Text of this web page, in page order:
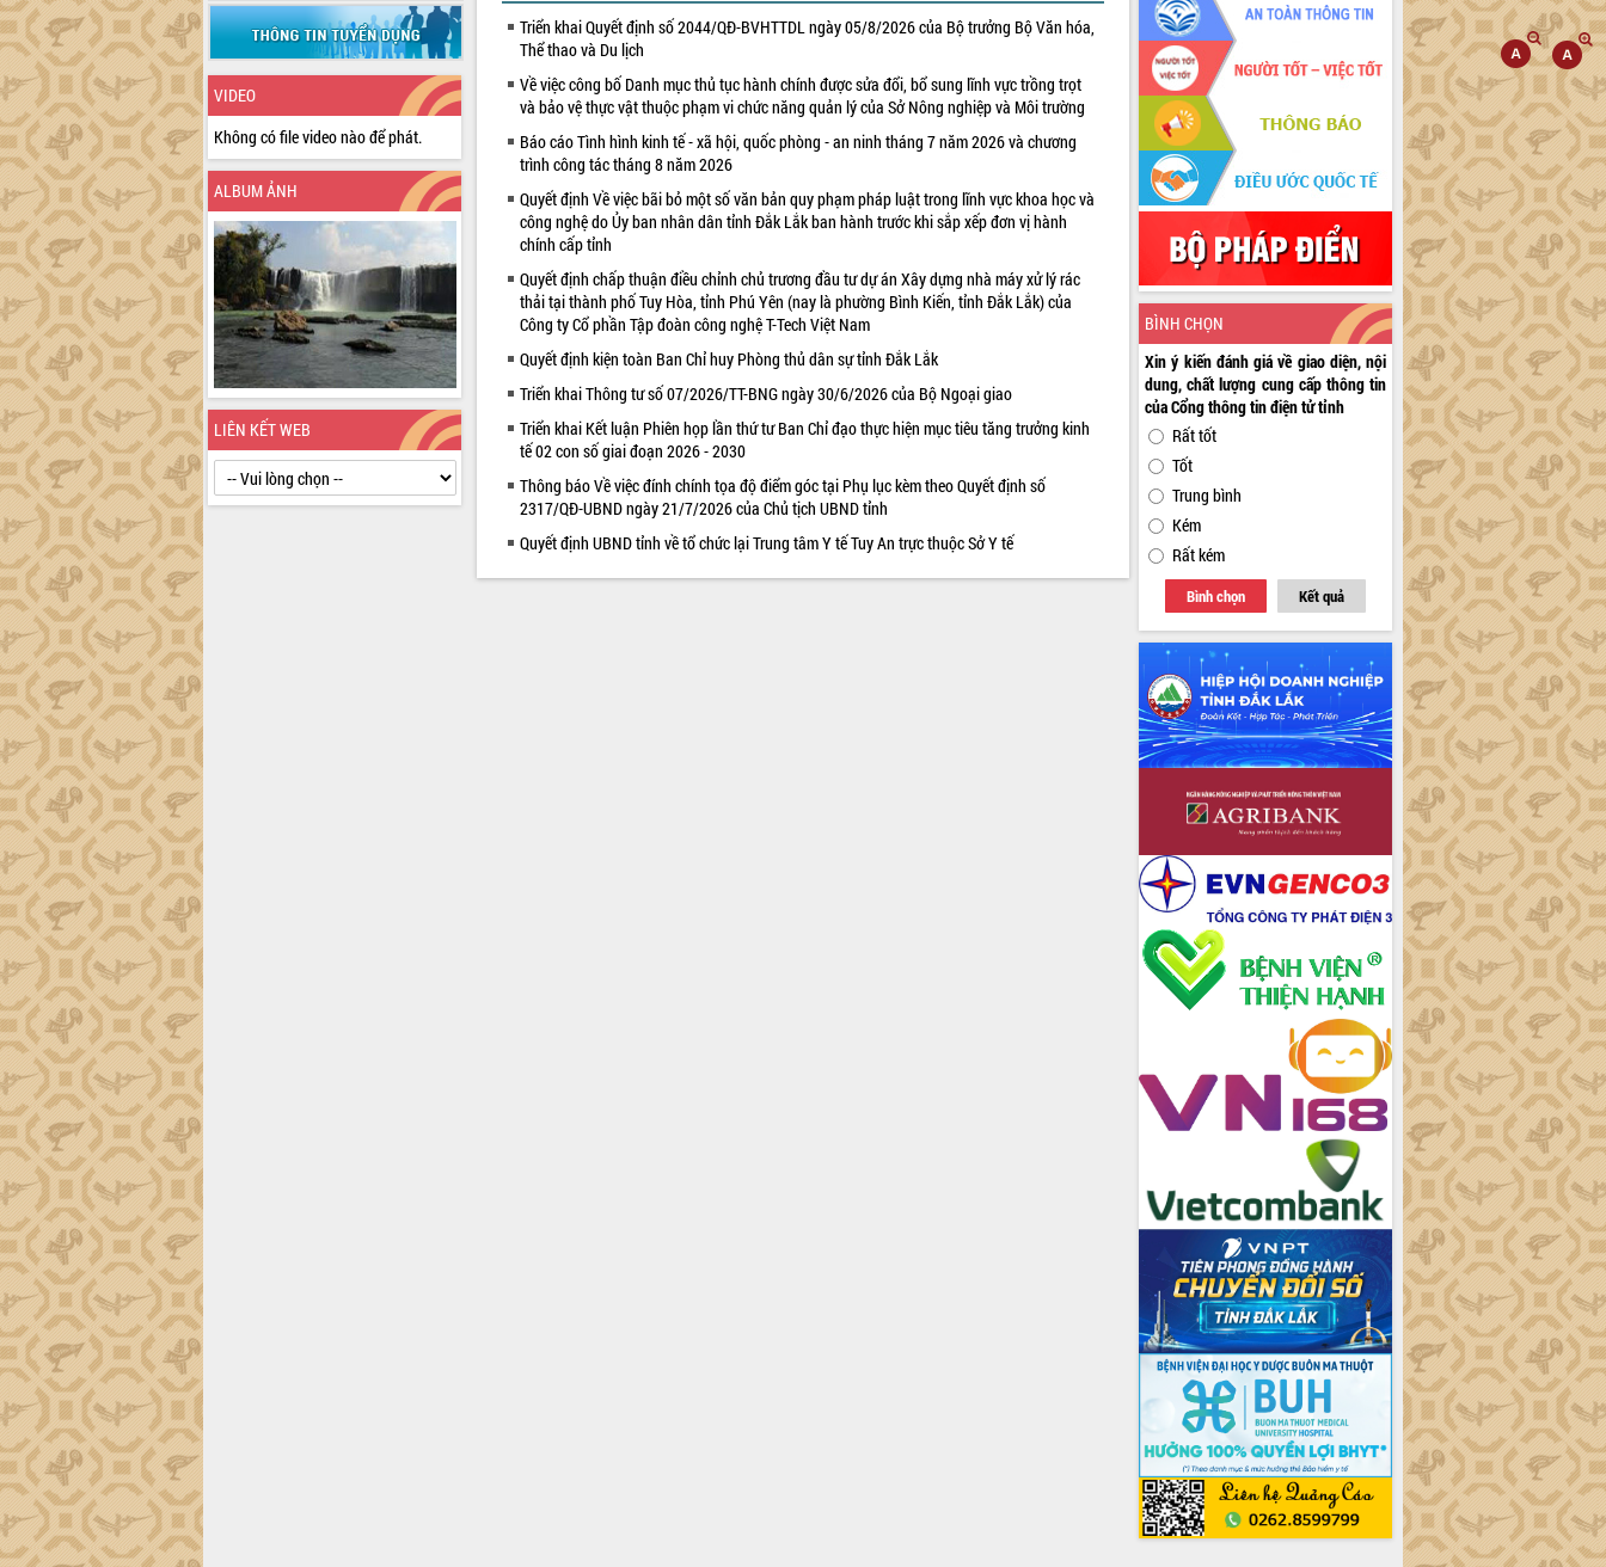
VIDEO
Không có file video nào để phát.
ALBUM ẢNH
LIÊN KẾT WEB
Triển khai Quyết định số 2044/QĐ-BVHTTDL ngày 05/8/2026 của Bộ trưởng Bộ Văn hóa,
Thể thao và Du lịch
Về việc công bố Danh mục thủ tục hành chính được sửa đổi, bổ sung lĩnh vực trồng trọt
và bảo vệ thực vật thuộc phạm vi chức năng quản lý của Sở Nông nghiệp và Môi trường
Báo cáo Tình hình kinh tế - xã hội, quốc phòng - an ninh tháng 7 năm 2026 và chương
trình công tác tháng 8 năm 2026
Quyết định Về việc bãi bỏ một số văn bản quy phạm pháp luật trong lĩnh vực khoa học và
công nghệ do Ủy ban nhân dân tỉnh Đắk Lắk ban hành trước khi sắp xếp đơn vị hành
chính cấp tỉnh
Quyết định chấp thuận điều chỉnh chủ trương đầu tư dự án Xây dựng nhà máy xử lý rác
thải tại thành phố Tuy Hòa, tỉnh Phú Yên (nay là phường Bình Kiến, tỉnh Đắk Lắk) của
Công ty Cổ phần Tập đoàn công nghệ T-Tech Việt Nam
Quyết định kiện toàn Ban Chỉ huy Phòng thủ dân sự tỉnh Đắk Lắk
Triển khai Thông tư số 07/2026/TT-BNG ngày 30/6/2026 của Bộ Ngoại giao
Triển khai Kết luận Phiên họp lần thứ tư Ban Chỉ đạo thực hiện mục tiêu tăng trưởng kinh
tế 02 con số giai đoạn 2026 - 2030
Thông báo Về việc đính chính tọa độ điểm góc tại Phụ lục kèm theo Quyết định số
2317/QĐ-UBND ngày 21/7/2026 của Chủ tịch UBND tỉnh
Quyết định UBND tỉnh về tổ chức lại Trung tâm Y tế Tuy An trực thuộc Sở Y tế
BÌNH CHỌN
Xin ý kiến đánh giá về giao diện, nội
dung, chất lượng cung cấp thông tin
của Cổng thông tin điện tử tỉnh
Rất tốt
Tốt
Trung bình
Kém
Rất kém
Bình chọn Kết quả